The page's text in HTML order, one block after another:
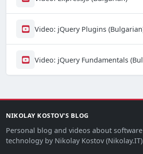
Video: jQuery Plugins
Video: jQuery Fundamentals
NIKOLAY KOSTOV'S BLOG
Personal blog and videos about
technology by Nikolay Kostov